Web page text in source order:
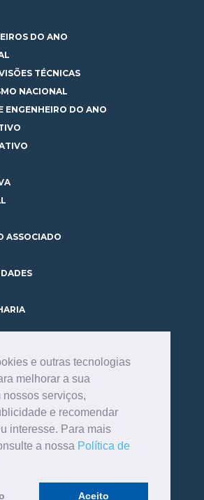
e outras tecnologias
melhorar a sua
serviços,
e recomendar
interesse. Para mais
a nossa Política de
Aceito
DO ANO
TÉCNICAS
NACIONAL
ENGENHEIRO DO ANO
ASSOCIADO